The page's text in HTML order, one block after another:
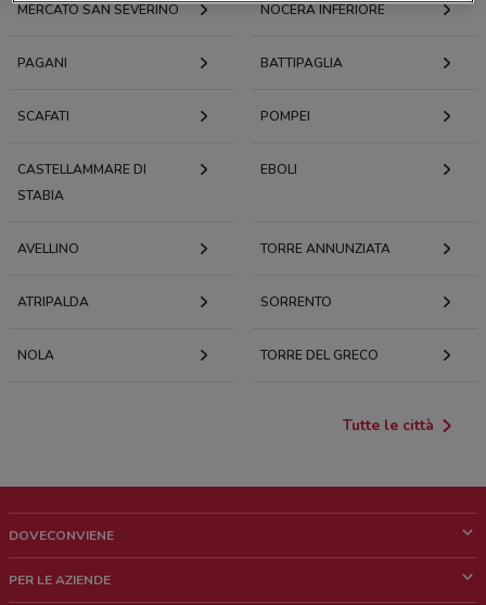
MERCATO SAN SEVERINO NOCERA INFERIORE
PAGANI BATTIPAGLIA
SCAFATI POMPEI
CASTELLAMMARE DI
STABIA
EBOLI
AVELLINO TORRE ANNUNZIATA
ATRIPALDA SORRENTO
NOLA TORRE DEL GRECO
Tutte le città
DOVECONVIENE
PER LE AZIENDE